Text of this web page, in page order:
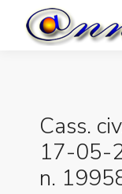
Cass.
17-05-
n.